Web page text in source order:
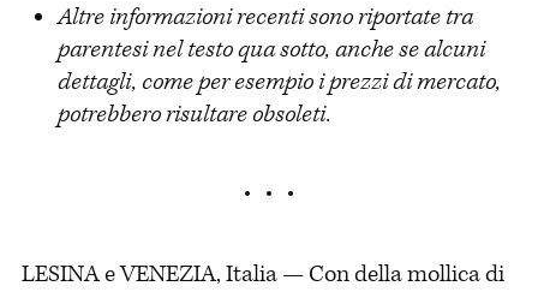
Altre informazioni recenti sono riportate tra
parentesi nel testo qua sotto, anche se alcuni
dettagli, come per esempio i prezzi di mercato,
potrebbero risultare obsoleti.
LESINA e VENEZIA, Italia — Con della mollica di